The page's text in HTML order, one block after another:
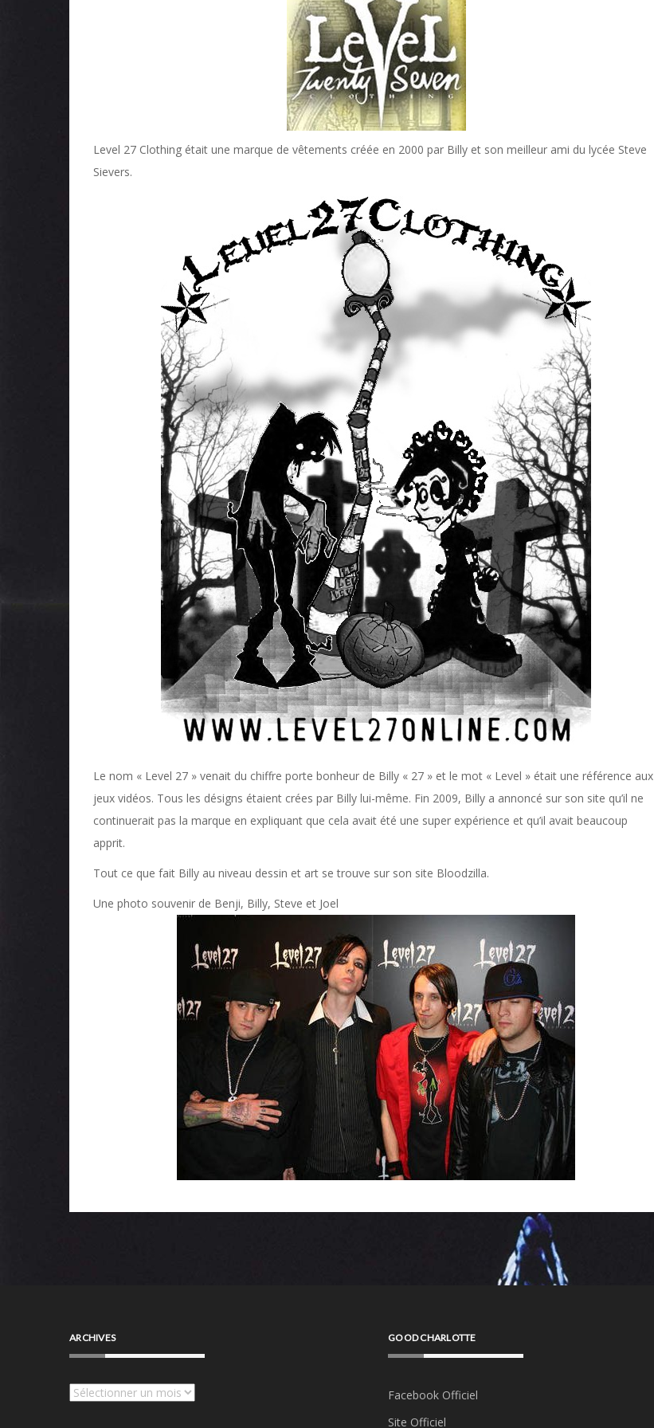
Level 27 Clothing était une marque de vêtements créée en 2000 par Billy et son meilleur ami du lycée Steve
Sievers.
Le nom « Level 27 » venait du chiffre porte bonheur de Billy « 27 » et le mot « Level » était une référence aux
jeux vidéos. Tous les désigns étaient crées par Billy lui-même. Fin 2009, Billy a annoncé sur son site qu’il ne
continuerait pas la marque en expliquant que cela avait été une super expérience et qu’il avait beaucoup
apprit.
Tout ce que fait Billy au niveau dessin et art se trouve sur son site Bloodzilla.
Une photo souvenir de Benji, Billy, Steve et Joel
ARCHIVES
Archives
GOOD CHARLOTTE
Facebook Officiel
Site Officiel